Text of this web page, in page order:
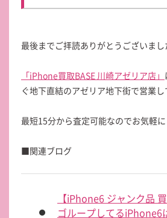
最後までご拝読ありがとうございまし
「iPhone買取BASE 川崎アゼリア店」
ぐ地下直結のアゼリア地下街で営業し
最短15分から査定可能なのでお気軽に
■関連ブログ
【iPhone6 ジャンク品
ゴループしてるiPhone6